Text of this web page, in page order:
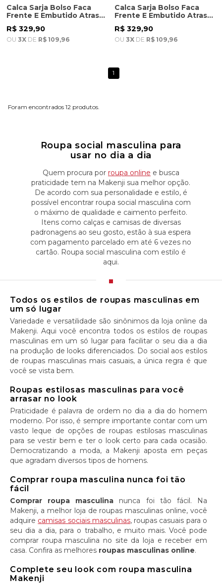
Calca Sarja Bolso Faca
Frente E Embutido Atras
Masculina Cinza Chumbo
R$ 329,90
OU 3X DE R$ 109,96
Calca Sarja Bolso Faca
Frente E Embutido Atras
Masculina Charuto
R$ 329,90
OU 3X DE R$ 109,96
1
12
Roupa social masculina para
usar no dia a dia
Quem procura por roupa online e busca
praticidade tem na Makenji sua melhor opção.
De acordo com sua personalidade e estilo, é
possível encontrar roupa social masculina com
o máximo de qualidade e caimento perfeito.
Itens como calças e camisas de diversas
padronagens ao seu gosto, estão à sua espera
com pagamento parcelado em até 6 vezes no
cartão. Roupa social masculina com estilo é
aqui.
Todos os estilos de roupas masculinas em
um só lugar
Variedade e versatilidade são sinônimos da loja online da
Makenji. Aqui você encontra todos os estilos de roupas
masculinas em um só lugar para facilitar o seu dia a dia
na produção de looks diferenciados. Do social aos estilos
de roupas masculinas mais casuais, a única regra é que
você se vista bem.
Roupas estilosas masculinas para você
arrasar no look
Praticidade é palavra de ordem no dia a dia do homem
moderno. Por isso, é sempre importante contar com um
vasto leque de opções de roupas estilosas masculinas
para se vestir bem e ter o look certo para cada ocasião.
Democratizando a moda, a Makenji aposta em peças
que agradam diversos tipos de homens.
Comprar roupa masculina nunca foi tão
fácil
Comprar roupa masculina nunca foi tão fácil. Na
Makenji, a melhor loja de roupas masculinas online, você
adquire camisas sociais masculinas, roupas casuais para o
seu dia a dia, para o trabalho, e muito mais. Você pode
comprar roupa masculina no site da loja e receber em
casa. Confira as melhores roupas masculinas online.
Complete seu look com roupa masculina
Makenji